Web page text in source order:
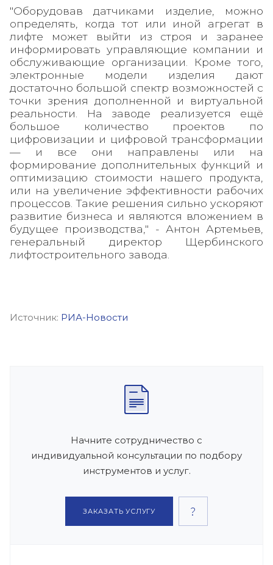
"Оборудовав датчиками изделие, можно
определять, когда тот или иной агрегат в
лифте может выйти из строя и заранее
информировать управляющие компании и
обслуживающие организации. Кроме того,
электронные модели изделия дают
достаточно большой спектр возможностей с
точки зрения дополненной и виртуальной
реальности. На заводе реализуется ещё
большое количество проектов по
цифровизации и цифровой трансформации
— и все они направлены или на
формирование дополнительных функций и
оптимизацию стоимости нашего продукта,
или на увеличение эффективности рабочих
процессов. Такие решения сильно ускоряют
развитие бизнеса и являются вложением в
будущее производства," - Антон Артемьев,
генеральный директор Щербинского
лифтостроительного завода.
Источник: РИА-Новости
Начните сотрудничество с
индивидуальной консультации по подбору
инструментов и услуг.
ЗАКАЗАТЬ УСЛУГУ